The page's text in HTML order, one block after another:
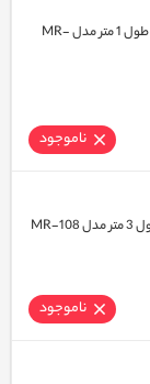
پچ کورد کابل شبکه میچر cat5 طول 1 متر مدل MR-
ناموجود
ناموجود